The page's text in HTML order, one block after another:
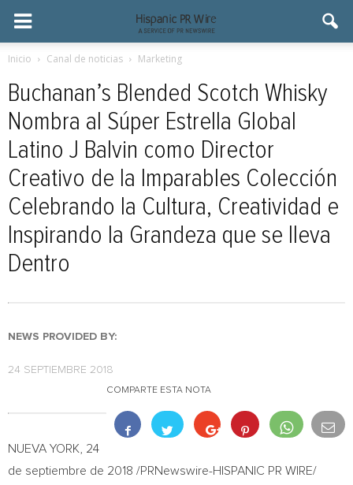
Inicio Canal de noticias Marketing
Buchanan’s Blended Scotch Whisky
Nombra al Súper Estrella Global
Latino J Balvin como Director
Creativo de la Imparables Colección
Celebrando la Cultura, Creatividad e
Inspirando la Grandeza que se lleva
Dentro
NEWS PROVIDED BY:
24 SEPTIEMBRE 2018
COMPARTE ESTA NOTA
NUEVA YORK , 24
de septiembre de 2018 /PRNewswire-HISPANIC PR WIRE/